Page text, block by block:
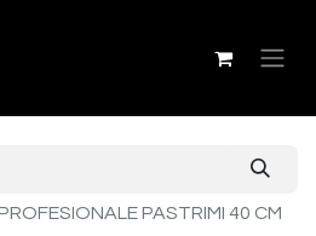
PASTRIMI 40 CM